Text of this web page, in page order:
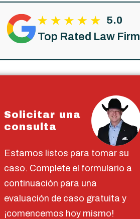
5.0
Top Rated Law Firm
Solicitar una
consulta
Estamos listos para tomar su
caso. Complete el formulario a
continuación para una
evaluación de caso gratuita y
¡comencemos hoy mismo!